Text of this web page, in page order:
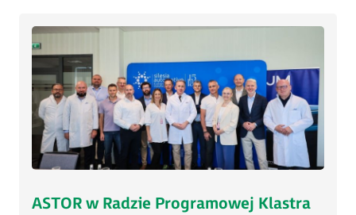
ASTOR w Radzie Programowej Klastra